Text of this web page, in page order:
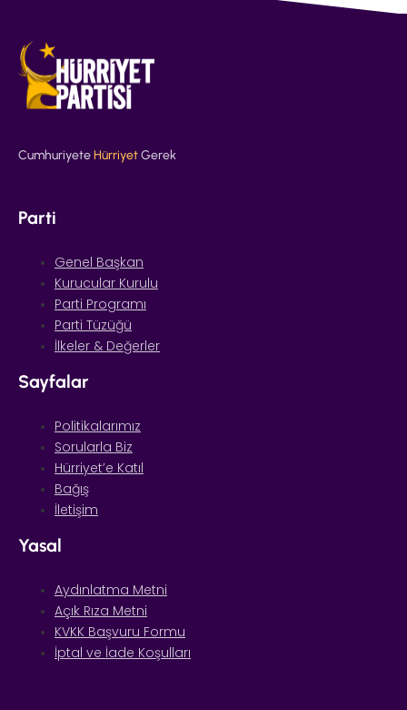
CumhuriyeteHürriyetGerek
Parti
Genel Başkan
Kurucular Kurulu
Parti Programı
Parti Tüzüğü
İlkeler & Değerler
Sayfalar
Politikalarımız
Sorularla Biz
Hürriyet’e Katıl
Bağış
İletişim
Yasal
Aydınlatma Metni
Açık Rıza Metni
KVKK Başvuru Formu
İptal ve İade Koşulları